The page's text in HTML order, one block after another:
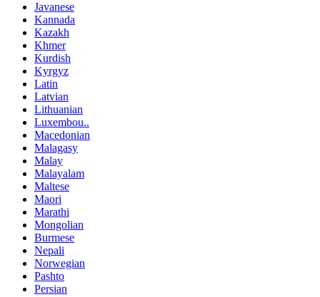
Javanese
Kannada
Kazakh
Khmer
Kurdish
Kyrgyz
Latin
Latvian
Lithuanian
Luxembou..
Macedonian
Malagasy
Malay
Malayalam
Maltese
Maori
Marathi
Mongolian
Burmese
Nepali
Norwegian
Pashto
Persian